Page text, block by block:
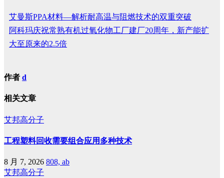
艾曼斯PPA材料—解析耐高温与阻燃技术的双重突破
阿科玛庆祝常熟有机过氧化物工厂建厂20周年，新产能扩
大至原来的2.5倍
作者 d
相关文章
艾邦高分子
工程塑料回收需要组合应用多种技术
8 月 7, 2026 808, ab
艾邦高分子